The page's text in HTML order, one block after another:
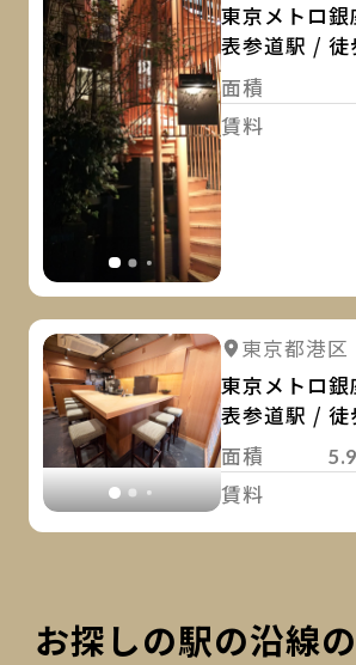
東京メトロ銀
表参道駅 / 徒
面積
賃料
詳細を見る
東京都港区
東京メトロ銀
表参道駅 / 徒
面積
賃料
お探しの駅の沿線